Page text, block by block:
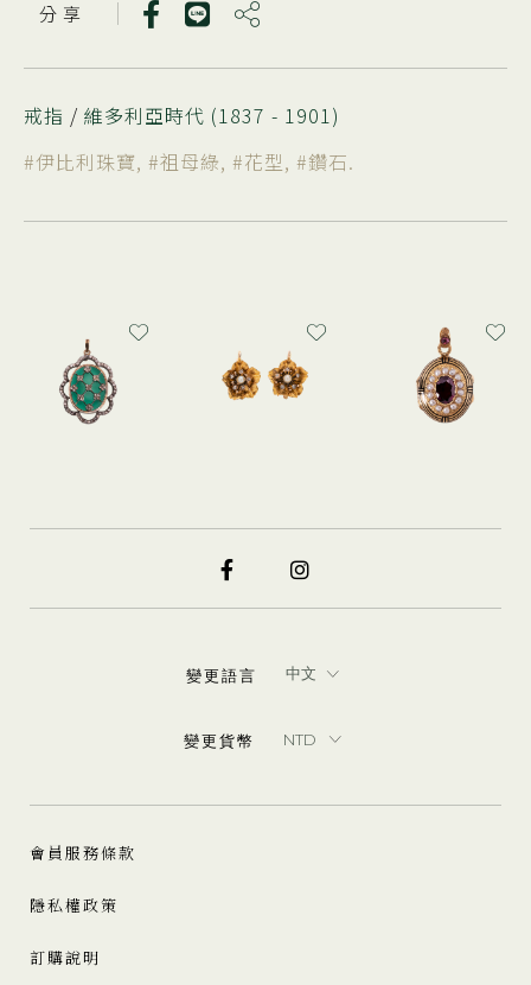
分 享
戒指 / 維多利亞時代 (1837 - 1901)
#伊比利珠寶, #祖母綠, #花型, #鑽石.
變更語言
變更貨幣
會員服務條款
隱私權政策
訂購說明